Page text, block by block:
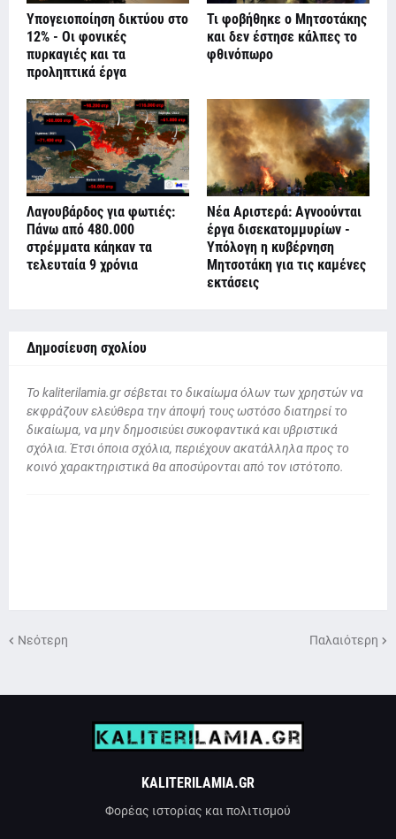
Υπογειοποίηση δικτύου στο
12% - Οι φονικές
πυρκαγιές και τα
προληπτικά έργα
Τι φοβήθηκε ο Μητσοτάκης
και δεν έστησε κάλπες το
φθινόπωρο
Λαγουβάρδος για φωτιές:
Πάνω από 480.000
στρέμματα κάηκαν τα
τελευταία 9 χρόνια
Νέα Αριστερά: Αγνοούνται
έργα δισεκατομμυρίων -
Υπόλογη η κυβέρνηση
Μητσοτάκη για τις καμένες
εκτάσεις
Δημοσίευση σχολίου
To kaliterilamia.gr σέβεται το δικαίωμα όλων των χρηστών να
εκφράζουν ελεύθερα την άποψή τους ωστόσο διατηρεί το
δικαίωμα, να μην δημοσιεύει συκοφαντικά και υβριστικά
σχόλια. Έτσι όποια σχόλια, περιέχουν ακατάλληλα προς το
κοινό χαρακτηριστικά θα αποσύρονται από τον ιστότοπο.
Νεότερη Παλαιότερη
KALITERILAMIA.GR
Φορέας ιστορίας και πολιτισμού